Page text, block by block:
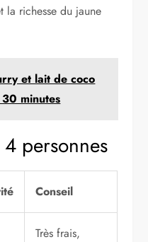
la richesse du jaune
et lait de coco
minutes
personnes
Conseil
Très frais,